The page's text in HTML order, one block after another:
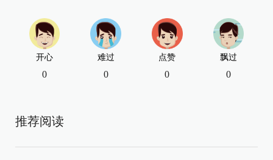
开心
0
难过
0
点赞
0
飘过
0
推荐阅读